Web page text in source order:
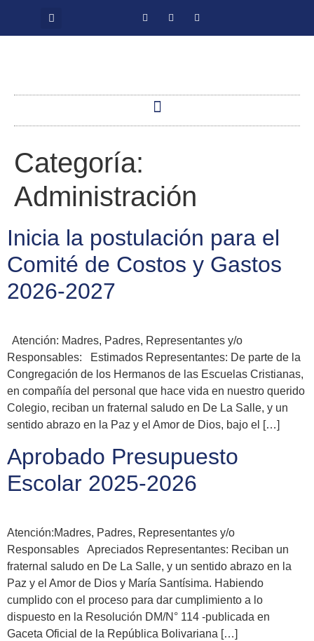
Categoría:
Administración
Inicia la postulación para el
Comité de Costos y Gastos
2026-2027
Atención: Madres, Padres, Representantes y/o
Responsables: Estimados Representantes: De parte de la
Congregación de los Hermanos de las Escuelas Cristianas,
en compañía del personal que hace vida en nuestro querido
Colegio, reciban un fraternal saludo en De La Salle, y un
sentido abrazo en la Paz y el Amor de Dios, bajo el […]
Aprobado Presupuesto
Escolar 2025-2026
Atención:Madres, Padres, Representantes y/o
Responsables Apreciados Representantes: Reciban un
fraternal saludo en De La Salle, y un sentido abrazo en la
Paz y el Amor de Dios y María Santísima. Habiendo
cumplido con el proceso para dar cumplimiento a lo
dispuesto en la Resolución DM/N° 114 -publicada en
Gaceta Oficial de la República Bolivariana […]